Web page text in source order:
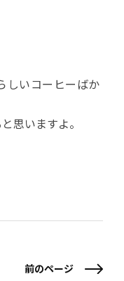
しいコーヒーばか
思いますよ。
前のページ